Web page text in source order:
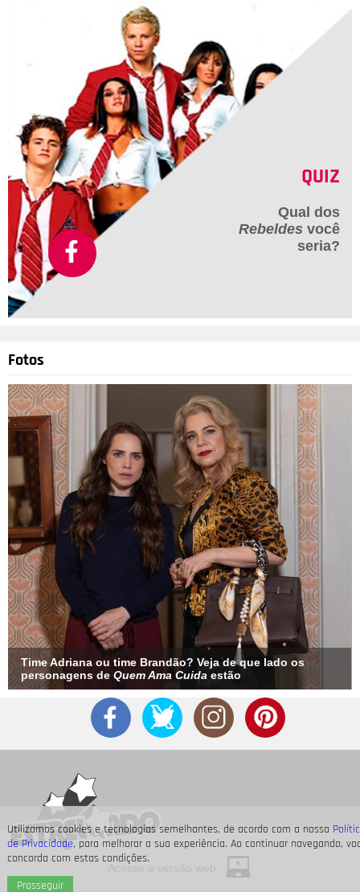
Utilizamos cookies e tecnologias semelhantes, de acordo com a nossa
de Privacidade, para melhorar a sua experiência. Ao continuar navegando,
concorda com estas condições.
Prosseguir
QUIZ
Qual dos
Rebeldes você
seria?
Fotos
Time Adriana ou time Brandão? Veja de que lado os
personagens de Quem Ama Cuida estão
Acesse a versão web